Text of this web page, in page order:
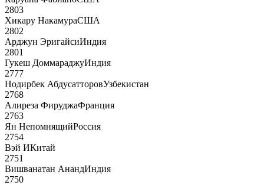
2803
Хикару НакамураСША
2802
Арджун ЭригайсиИндия
2801
Гукеш ДоммараджуИндия
2777
Нодирбек АбдусатторовУзбекистан
2768
Алиреза ФируджаФранция
2763
Ян НепомнящийРоссия
2754
Вэй ИКитай
2751
Вишванатан АнандИндия
2750